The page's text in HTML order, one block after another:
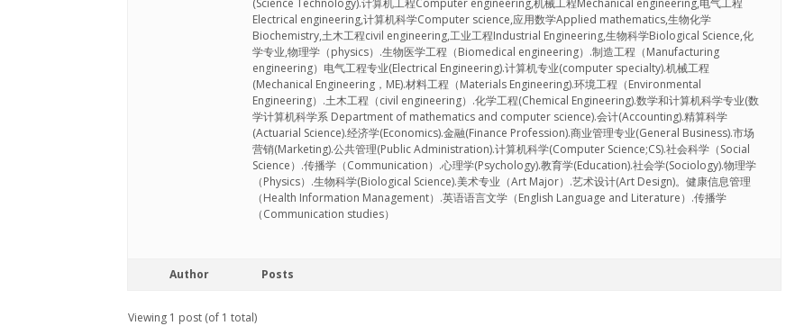
(Science Technology).计算机工程Computer engineering,机械工程Mechanical engineering,电气工程
Electrical engineering,计算机科学Computer science,应用数学Applied mathematics,生物化学
Biochemistry,土木工程civil engineering,工业工程Industrial Engineering,生物科学Biological Science,化
学专业,物理学（physics）.生物医学工程（Biomedical engineering）.制造工程（Manufacturing
engineering）电气工程专业(Electrical Engineering).计算机专业(computer specialty).机械工程
(Mechanical Engineering，ME).材料工程（Materials Engineering).环境工程（Environmental
Engineering）.土木工程（civil engineering）.化学工程(Chemical Engineering).数学和计算机科学专业(数
学计算机科学系 Department of mathematics and computer science).会计(Accounting).精算科学
(Actuarial Science).经济学(Economics).金融(Finance Profession).商业管理专业(General Business).市场
营销(Marketing).公共管理(Public Administration).计算机科学(Computer Science;CS).社会科学（Social
Science）.传播学（Communication）.心理学(Psychology).教育学(Education).社会学(Sociology).物理学
（Physics）.生物科学(Biological Science).美术专业（Art Major）.艺术设计(Art Design)。健康信息管理
（Health Information Management）.英语语言文学（English Language and Literature）.传播学
（Communication studies）
Author Posts
Viewing 1 post (of 1 total)